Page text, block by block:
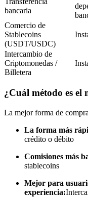
Únete a los
Conviértete en un
Disfruta del reparto
bancaria
Comercio de
Stablecoins
(USDT/USDC)
Intercambio de
Criptomonedas /
Billetera
¿Cuál método es el
La mejor forma de
La forma más
crédito o débito
Comisiones más
stablecoins
Mejor para
experiencia: